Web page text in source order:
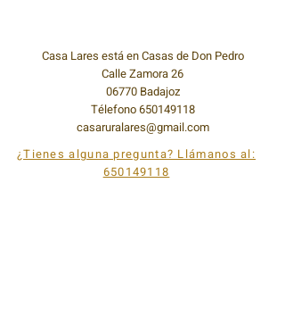
Casa Lares está en Casas de Don Pedro
Calle Zamora 26
06770 Badajoz
Télefono650149118
casaruralares@gmail.com
¿Tienes alguna pregunta? Llámanos al:
650149118